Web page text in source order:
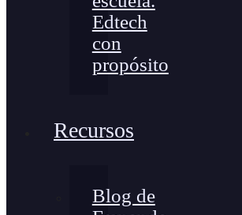
Edtech
con
propósito
Recursos
Blog de